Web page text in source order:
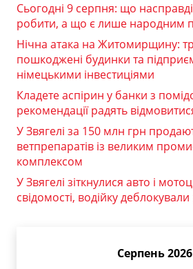
Сьогодні 9 серпня: що
робити, а що є лише народним
Нічна атака на Житомирщину:
пошкоджені будинки та
німецькими інвестиціями
Кладете аспірин у банки з
рекомендації радять
У Звягелі за 150 млн грн
ветпрепаратів із великим
комплексом
У Звягелі зіткнулися авто і
свідомості, водійку
Серпень 2026